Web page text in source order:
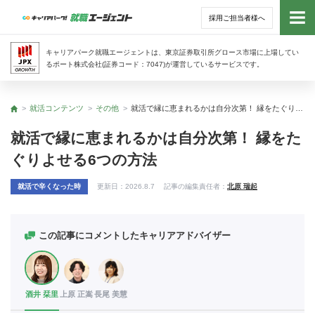
採用ご担当者様へ
キャリアパーク就職エージェントは、東京証券取引所グロース市場に上場してい
るポート株式会社(証券コード：7047)が運営しているサービスです。
トッ
トップ
就活コンテンツ その他
就活で縁に恵まれるかは自分次第！ 縁をた
ぐりよせる6つの方法
就活で辛くなった時 更新日： 2026.8.7 記事の編集責任者： 北原 瑞起
この記事にコメントしたキャリアアドバイザー
酒井 栞里 上原 正嵩長尾 美慧